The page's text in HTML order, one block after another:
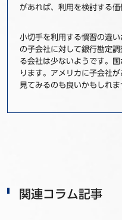
があれば、利用を検討する価
小切手を利用する慣習の違
の子会社に対して銀行勘定
る会社は少ないようです。
ります。アメリカに子会社
見てみるのも良いかもしれま
関連コラム記事